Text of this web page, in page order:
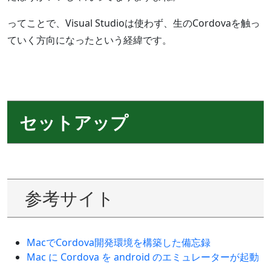
ってことで、Visual Studioは使わず、生のCordovaを触っ
ていく方向になったという経緯です。
セットアップ
参考サイト
MacでCordova開発環境を構築した備忘録
Mac に Cordova を android のエミュレーターが起動